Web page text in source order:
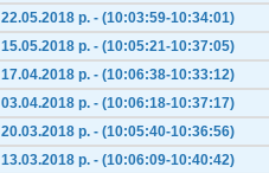
22.05.2018 р. - (10:03:59-10:34:01)
15.05.2018 р. - (10:05:21-10:37:05)
17.04.2018 р. - (10:06:38-10:33:12)
03.04.2018 р. - (10:06:18-10:37:17)
20.03.2018 р. - (10:05:40-10:36:56)
13.03.2018 р. - (10:06:09-10:40:42)